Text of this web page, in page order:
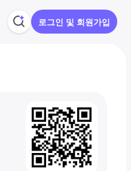
로그인 및 회원가입